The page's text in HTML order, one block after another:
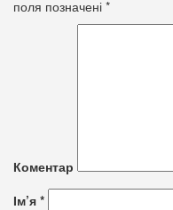
поля позначені *
Коментар
Ім’я *